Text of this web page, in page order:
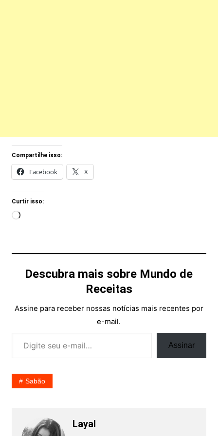
Compartilhe isso:
Facebook X
Curtir isso:
Carregando...
Descubra mais sobre Mundo de
Receitas
Assine para receber nossas notícias mais recentes por
e-mail.
Assinar
Sabão
Layal